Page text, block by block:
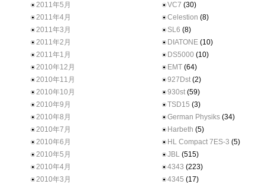
2011年5月
2011年4月
2011年3月
2011年2月
2011年1月
2010年12月
2010年11月
2010年10月
2010年9月
2010年8月
2010年7月
2010年6月
2010年5月
2010年4月
2010年3月
VC7 (30)
Celestion (8)
SL6 (8)
DIATONE (10)
DS5000 (10)
EMT (64)
927Dst (2)
930st (59)
TSD15 (3)
German Physiks (34)
Harbeth (5)
HL Compact 7ES-3 (5)
JBL (515)
4343 (223)
4345 (17)